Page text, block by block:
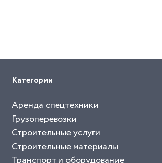
Категории
Аренда спецтехники
Грузоперевозки
Строительные услуги
Строительные материалы